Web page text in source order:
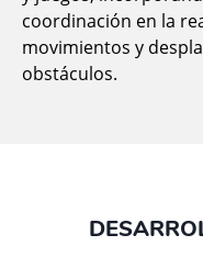
coordinación en la
movimientos y
obstáculos.